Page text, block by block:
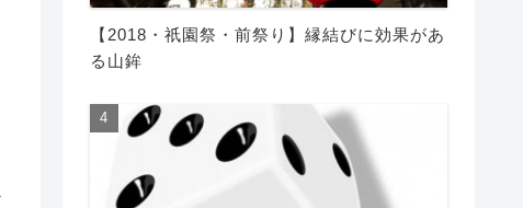
【2018・祇園祭・前祭り】縁結びに効果があ
る山鉾